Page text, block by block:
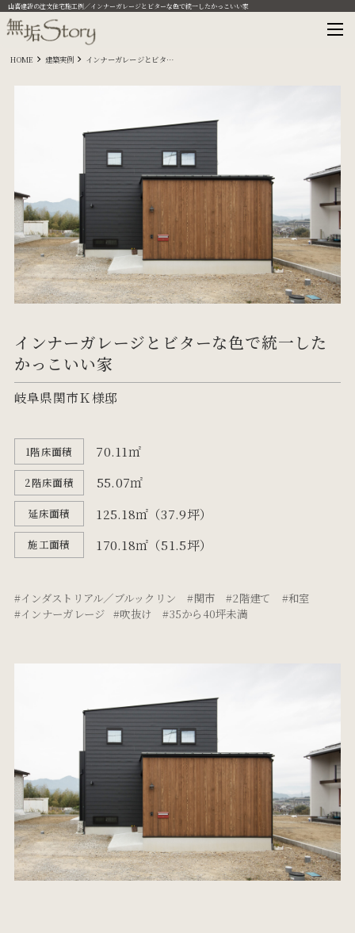
山喜建設の注文住宅施工例／インナーガレージとビターな色で統一したかっこいい家
HOME 建築実例 インナーガレージとビターな色で統一したかっこいい家
インナーガレージとビターな色で統一した
かっこいい家
岐阜県関市Ｋ様邸
1階床面積 70.11㎡
2階床面積 55.07㎡
延床面積 125.18㎡（37.9坪）
施工面積 170.18㎡（51.5坪）
インダストリアル／ブルックリン 関市 2階建て
和室
インナーガレージ
吹抜け 35から40坪未満